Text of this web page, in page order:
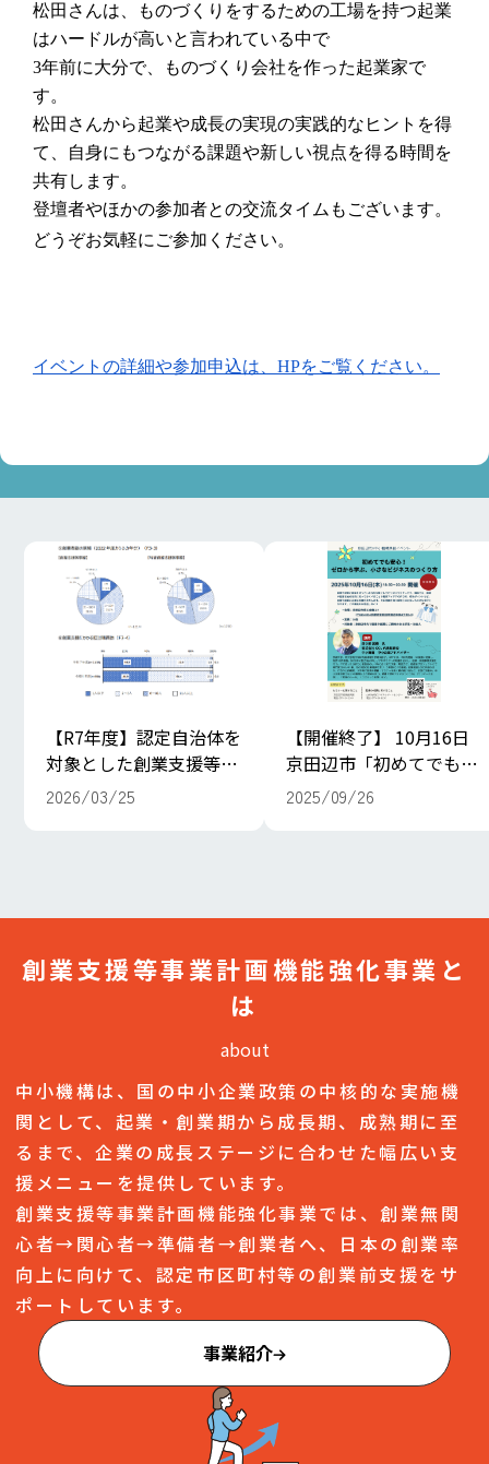
松田さんは、ものづくりをするための工場を持つ起業
はハードルが高いと言われている中で
3年前に大分で、ものづくり会社を作った起業家で
す。
松田さんから起業や成長の実現の実践的なヒントを得
て、自身にもつながる課題や新しい視点を得る時間を
共有します。
登壇者やほかの参加者との交流タイムもございます。
どうぞお気軽にご参加ください。
イベントの詳細や参加申込は、HPをご覧ください。
【R7年度】認定自治体を
対象とした創業支援等に
係る効果調査の結果を公
2026/03/25
【開催終了】 10月16日
京田辺市「初めてでも安
心！ゼロから学ぶ、小さ
2025/09/26
創業支援等事業計画機能強化事業と
は
about
中小機構は、国の中小企業政策の中核的な実施機
関として、起業・創業期から成長期、成熟期に至
るまで、企業の成長ステージに合わせた幅広い支
援メニューを提供しています。
創業支援等事業計画機能強化事業では、創業無関
心者→関心者→準備者→創業者へ、日本の創業率
向上に向けて、認定市区町村等の創業前支援をサ
ポートしています。
事業紹介